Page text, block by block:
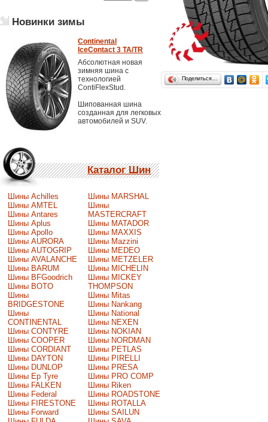
Новинки зимы
Continental
IceContact 3 TA/TR
Абсолютная новая
зимняя шина с
технологией
ContiFlexStud.
Шипованная шина
созданная для легковых
автомобилей и SUV.
Каталог Шин
Шины Achilles
Шины AMTEL
Шины Antares
Шины Aplus
Шины Apollo
Шины AURORA
Шины AUTOGRIP
Шины AVALANCHE
Шины BARUM
Шины BFGoodrich
Шины BOTO
Шины
BRIDGESTONE
Шины
CONTINENTAL
Шины CONTYRE
Шины COOPER
Шины CORDIANT
Шины DAYTON
Шины DUNLOP
Шины Ep Tyre
Шины FALKEN
Шины Federal
Шины FIRESTONE
Шины Forward
Шины MARSHAL
Шины
MASTERCRAFT
Шины MATADOR
Шины MAXXIS
Шины Mazzini
Шины MEDEO
Шины METZELER
Шины MICHELIN
Шины MICKEY
THOMPSON
Шины Mitas
Шины Nankang
Шины National
Шины NEXEN
Шины NOKIAN
Шины NORDMAN
Шины PETLAS
Шины PIRELLI
Шины PRESA
Шины PRO COMP
Шины Riken
Шины ROADSTONE
Шины ROTALLA
Шины SAILUN
Поделиться…